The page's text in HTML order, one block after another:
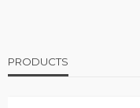
PRODUCTS